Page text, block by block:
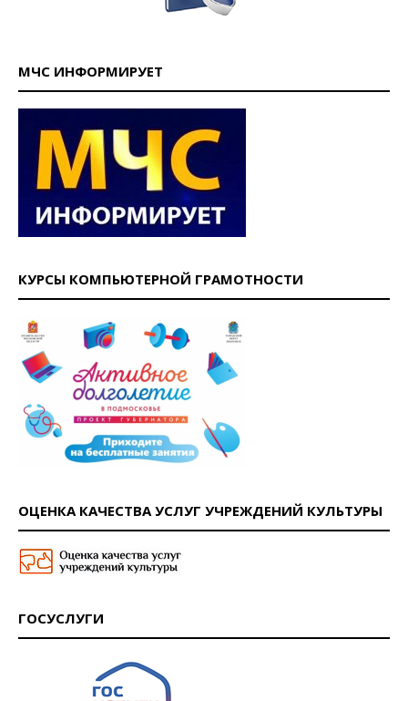
МЧС ИНФОРМИРУЕТ
КУРСЫ КОМПЬЮТЕРНОЙ ГРАМОТНОСТИ
ОЦЕНКА КАЧЕСТВА УСЛУГ УЧРЕЖДЕНИЙ КУЛЬТУРЫ
ГОСУСЛУГИ